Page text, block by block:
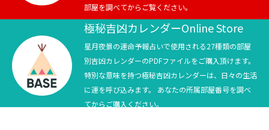
テニス四大大会・五輪
テニス四大大会・五輪
部屋を調べてからご覧ください。
極秘吉凶カレンダーOnline Store
星月夜景の運命予報占いで使用される27種類の部屋
別吉凶カレンダーのPDFファイルをご購入頂けます。
特別な意味を持つ極秘吉凶カレンダーは、日々の生活
に運を呼び込みます。 あなたの所属部屋番号を調べ
てからご購入ください。